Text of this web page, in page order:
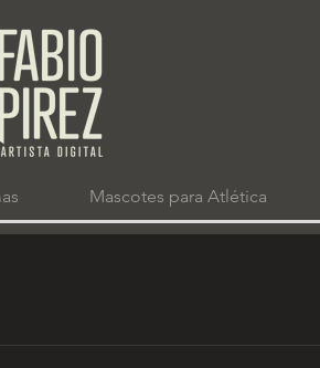
Mascotes para Atlética